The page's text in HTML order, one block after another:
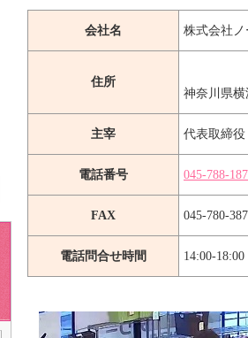
会社名 株式会社
住所
神奈川県
主宰 代表取締
電話番号 045-788-
FAX 045-780-
電話問合せ時間 14:00-